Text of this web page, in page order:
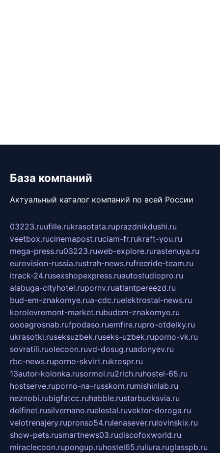
База компаний
Актуальный каталог компаний по всей России
03223.ruufille.rukrasotata.ruprazdnikdushi.ru
veetbox.rucinemapost.ruciam-fr.rukraft-you.ru
mega-press.ru03223.ruweb-explore.rurastenuya.ru
eurovision-russia.rustrah-news.rufreeride-team.ru
itrack-24.rusexshopexpress.ruautostudiopro.ru
alabuga-cityhotel.rupornv.ruatlantpereezd.ru
bud-em-znakomye.rua-cdc.ruelektrostal-news.ru
korolevremont-market.rubudem-znakomye.ru
oooagrosnab.rufpodaso.ruemfire.rupro-otdelky.ru
ukrasotki.ruseksuzbek.ruseks-uzbek.ruporno-vk.ru
sovratili.ruolecoon.ruvd-dosug.ruadonyev.ru
rbc-news.ruporno-skvirt.rukrospr.ru
13autor-kolonka.rusormol.ru2rich.ruhostel-65.ru
hostserve.ruporno-na-russkom.rumishinlab.ru
neznobi.rubigfatcc.ruhabble.rustarbucksvia.ru
delfinet.rusilvernano.ruelestal.ruvektor-doroga.ru
velotrenajery.rupronso54.rulenasever.rulovinskix.ru
show-pets.rusmartnews03.rudiscofoxworld.ru
miraclecoon.rupongup.ruhostel65.ruliura.ruglasspb.ru